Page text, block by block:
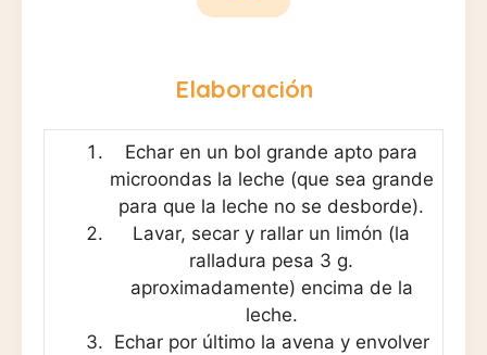
Elaboración
Echar en un bol grande apto para
microondas la leche (que sea grande
para que la leche no se desborde).
Lavar, secar y rallar un limón (la
ralladura pesa 3 g.
aproximadamente) encima de la
leche.
Echar por último la avena y envolver